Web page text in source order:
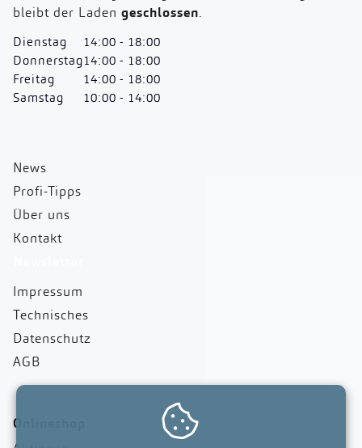
bleibt der Laden geschlossen.
Dienstag
Donnerstag
Freitag
Samstag
14:00 - 18:00
14:00 - 18:00
14:00 - 18:00
10:00 - 14:00
News
Profi-Tipps
Über uns
Kontakt
Impressum
Technisches
Datenschutz
AGB
Onlineshop
